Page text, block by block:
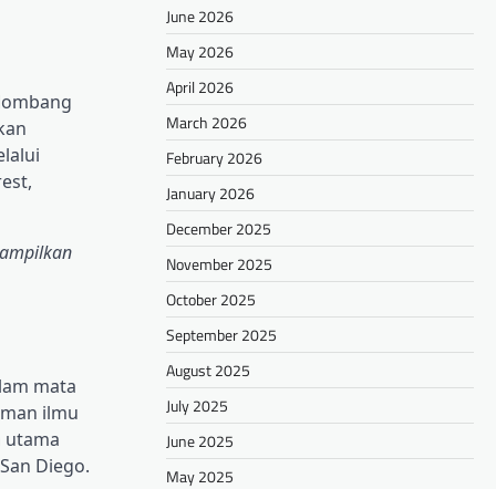
mata
ilmu
utama
Diego.
June 2026
May 2026
April 2026
March 2026
February 2026
January 2026
December 2025
November 2025
October 2025
September 2025
August 2025
July 2025
June 2025
May 2025